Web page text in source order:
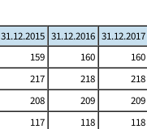
31.12.2015 31.12.2016 31.12.2017
159 160 160
217 218 218
208 209 209
117 118 118